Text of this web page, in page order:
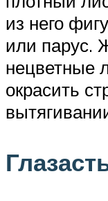
из него
или парус.
нецветные
окрасить